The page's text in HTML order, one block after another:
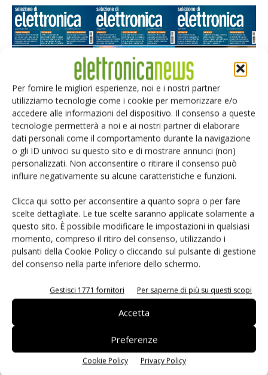
Per fornire le migliori esperienze, noi e i nostri partner
utilizziamo tecnologie come i cookie per memorizzare e/o
accedere alle informazioni del dispositivo. Il consenso a queste
tecnologie permetterà a noi e ai nostri partner di elaborare
dati personali come il comportamento durante la navigazione
o gli ID univoci su questo sito e di mostrare annunci (non)
personalizzati. Non acconsentire o ritirare il consenso può
influire negativamente su alcune caratteristiche e funzioni.
Clicca qui sotto per acconsentire a quanto sopra o per fare
scelte dettagliate. Le tue scelte saranno applicate solamente a
questo sito. È possibile modificare le impostazioni in qualsiasi
momento, compreso il ritiro del consenso, utilizzando i
pulsanti della Cookie Policy o cliccando sul pulsante di gestione
del consenso nella parte inferiore dello schermo.
Gestisci 1771 fornitori Per saperne di più su questi scopi
Accetta
Preferenze
Cookie Policy Privacy Policy
Edicola web
PCB Magazine
Edicola web
ISCRIVITI ALLA NEWSLETTER